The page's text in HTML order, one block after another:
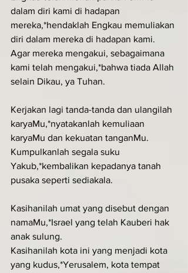
dalam diri kami di hadapan
mereka,*hendaklah Engkau memuliakan
diri dalam mereka di hadapan kami.
Agar mereka mengakui, sebagaimana
kami telah mengakui,*bahwa tiada Allah
selain Dikau, ya Tuhan.
Kerjakan lagi tanda-tanda dan ulangilah
karyaMu,*nyatakanlah kemuliaan
karyaMu dan kekuatan tanganMu.
Kumpulkanlah segala suku
Yakub,*kembalikan kepadanya tanah
pusaka seperti sediakala.
Kasihanilah umat yang disebut dengan
namaMu,*Israel yang telah Kauberi hak
anak sulung.
Kasihanilah kota ini yang menjadi kota
yang kudus,*Yerusalem, kota tempat